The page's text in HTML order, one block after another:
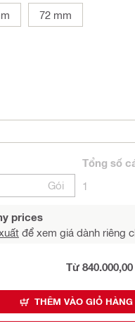
72 mm
Gói
Tổng số
1
prices
để xem giá dành riêng
Từ
THÊM VÀO GIỎ HÀNG